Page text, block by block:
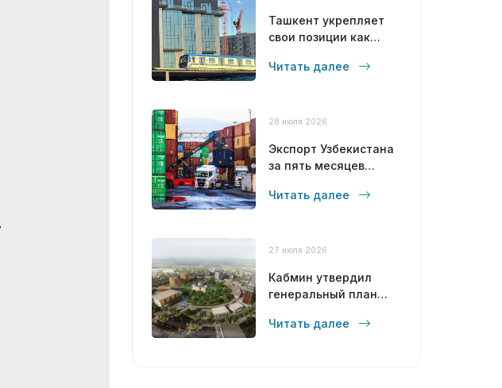
Ташкент укрепляет
свои позиции как
мегаполис
Читать далее
28 июля 2026
Экспорт Узбекистана
за пять месяцев
долларов
Читать далее
27 июля 2026
Кабмин утвердил
генеральный план
2043 года
Читать далее